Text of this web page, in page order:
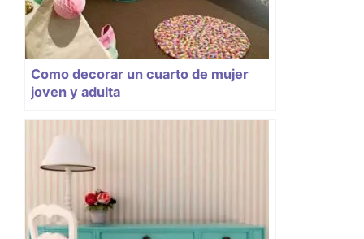
Como decorar un cuarto de mujer
joven y adulta